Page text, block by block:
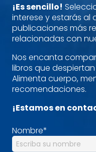
¡Es sencillo!
interese y estarás al
publicaciones más
relacionadas con
Nos encanta
libros que
Alimenta cuerpo,
recomendaciones.
¡Estamos en
Nombre*